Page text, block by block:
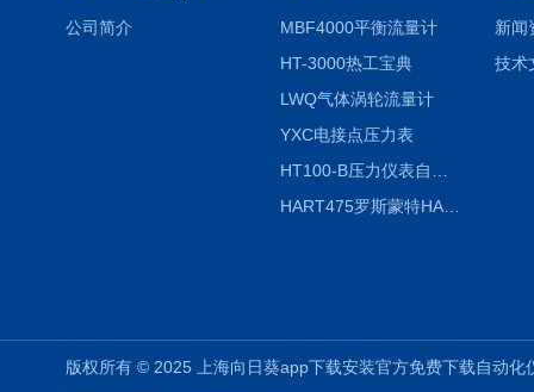
公司简介
MBF4000平衡流量计
HT-3000热工宝典
LWQ气体涡轮流量计
YXC电接点压力表
HART475罗斯蒙特HART475手操器
新闻
技术
版权所有 © 2025 上海向日葵app下载安装官方免费下载自